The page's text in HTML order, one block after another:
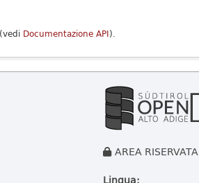
(vedi Documentazione API).
AREA RISERVATA
Lingua